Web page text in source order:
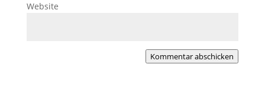
Website
Kommentar abschicken